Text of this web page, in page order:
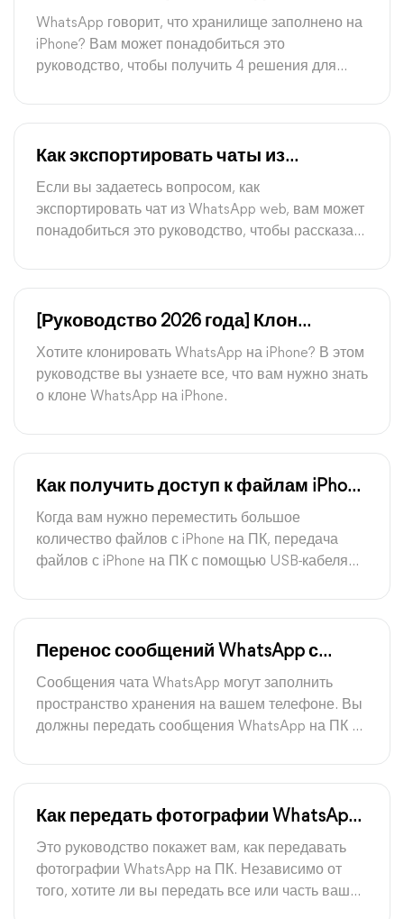
WhatsApp в iCloud.
заполненного хранилища WhatsApp
на iPhone
WhatsApp говорит, что хранилище заполнено на
iPhone? Вам может понадобиться это
руководство, чтобы получить 4 решения для
Как экспортировать чаты из
WhatsApp Web
Если вы задаетесь вопросом, как
экспортировать чат из WhatsApp web, вам может
понадобиться это руководство, чтобы рассказать
[Руководство 2026 года] Клон
WhatsApp на iPhone 16/15
Хотите клонировать WhatsApp на iPhone? В этом
руководстве вы узнаете все, что вам нужно знать
о клоне WhatsApp на iPhone.
Как получить доступ к файлам iPhone
на ПК через USB бесплатно: 3
способа
Когда вам нужно переместить большое
количество файлов с iPhone на ПК, передача
файлов с iPhone на ПК с помощью USB-кабеля
Перенос сообщений WhatsApp с
Android/iPhone на ПК
Сообщения чата WhatsApp могут заполнить
пространство хранения на вашем телефоне. Вы
должны передать сообщения WhatsApp на ПК с
Как передать фотографии WhatsApp
на ПК на iPhone и Android
Это руководство покажет вам, как передавать
фотографии WhatsApp на ПК. Независимо от
того, хотите ли вы передать все или часть ваших